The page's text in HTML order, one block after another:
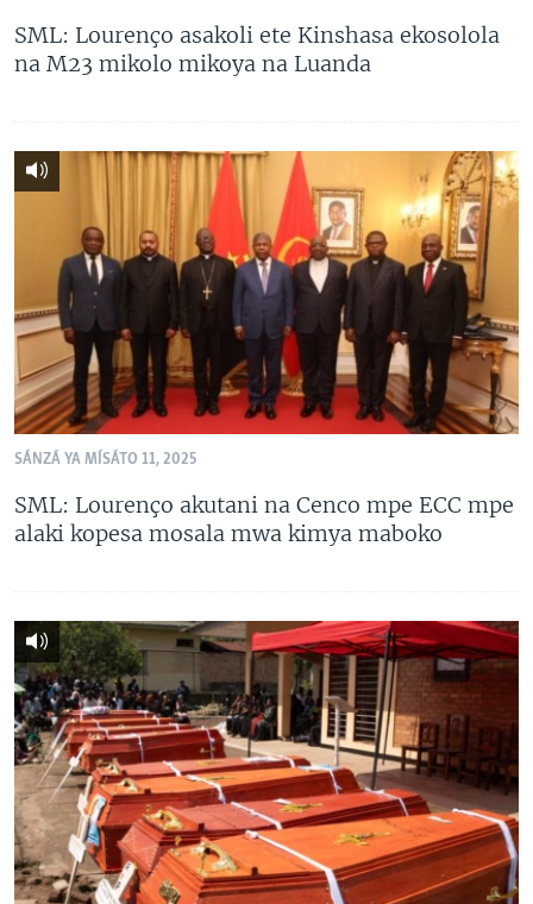
SML: Lourenço asakoli ete Kinshasa ekosolola
na M23 mikolo mikoya na Luanda
SÁNZÁ YA MÍSÁTO 11, 2025
SML: Lourenço akutani na Cenco mpe ECC mpe
alaki kopesa mosala mwa kimya maboko